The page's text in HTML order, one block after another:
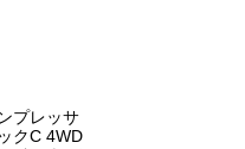
プレッサ
クC 4WD